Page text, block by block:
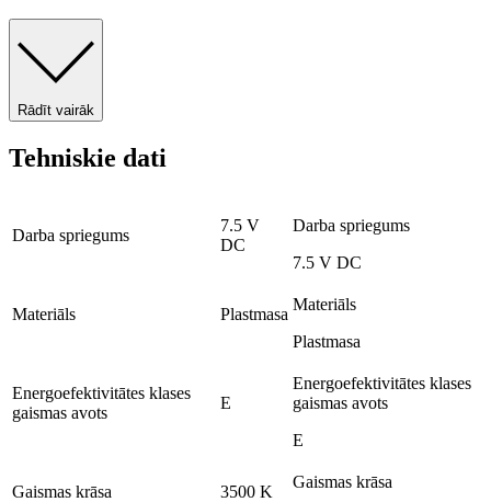
Rādīt vairāk
Tehniskie dati
Darba spriegums
7.5 V
DC
Darba spriegums
7.5 V DC
Materiāls Plastmasa
Materiāls
Plastmasa
Energoefektivitātes klases
gaismas avots
E
Energoefektivitātes klases
gaismas avots
E
Gaismas krāsa 3500 K
Gaismas krāsa